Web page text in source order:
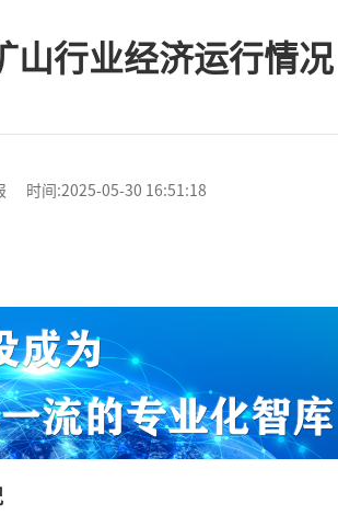
山行业经济运行情况
时间:2025-05-30 16:51:18